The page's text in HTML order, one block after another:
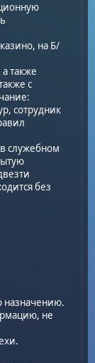
на Б/
также
с
сотрудник
служебном
без
назначению.
не